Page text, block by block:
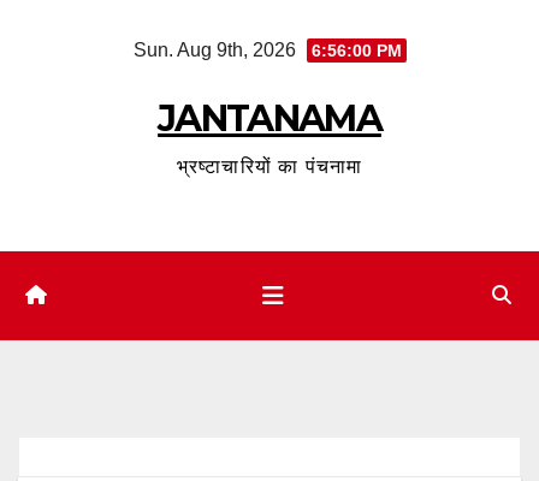
Sun. Aug 9th, 2026 6:56:01 PM
JANTANAMA
भ्रष्टाचारियों का पंचनामा